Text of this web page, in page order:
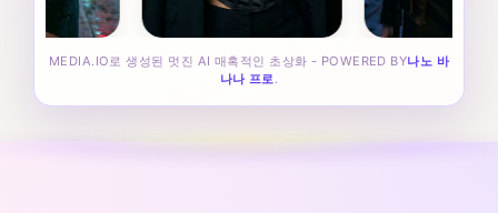
MEDIA.IO로 생성된 멋진 AI 매혹적인 초상화 - POWERED BY나노 바
나나 프로.